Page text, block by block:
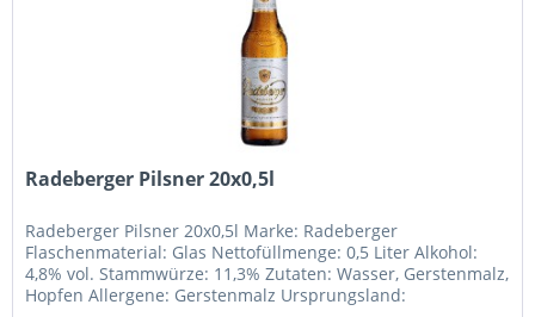
Radeberger Pilsner 20x0,5l
Radeberger Pilsner 20x0,5l Marke: Radeberger
Flaschenmaterial: Glas Nettofüllmenge: 0,5 Liter Alkohol:
4,8% vol. Stammwürze: 11,3% Zutaten: Wasser, Gerstenmalz,
Hopfen Allergene: Gerstenmalz Ursprungsland: